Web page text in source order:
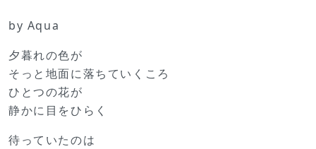
by Aqua
夕暮れの色が
そっと地面に落ちていくころ
ひとつの花が
静かに目をひらく
待っていたのは